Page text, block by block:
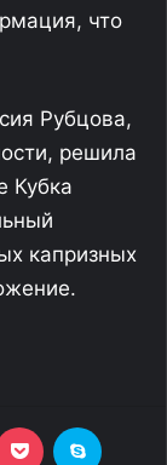
что
Рубцова,
решила
Кубка
капризных